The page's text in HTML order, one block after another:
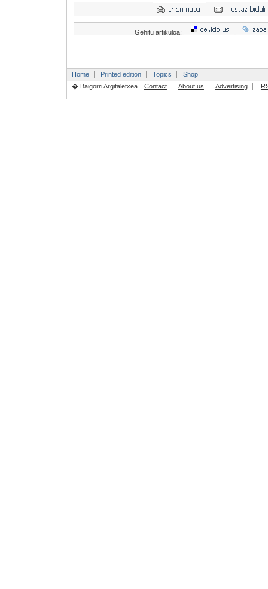
Gehitu artikuloa:
Home Printed edition Topics
Shop
� Baigorri Argitaletxea
Contact About us Advertising